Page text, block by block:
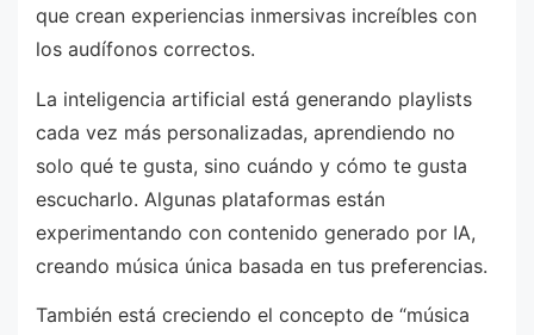
que crean experiencias inmersivas increíbles con
los audífonos correctos.
La inteligencia artificial está generando playlists
cada vez más personalizadas, aprendiendo no
solo qué te gusta, sino cuándo y cómo te gusta
escucharlo. Algunas plataformas están
experimentando con contenido generado por IA,
creando música única basada en tus preferencias.
También está creciendo el concepto de “música